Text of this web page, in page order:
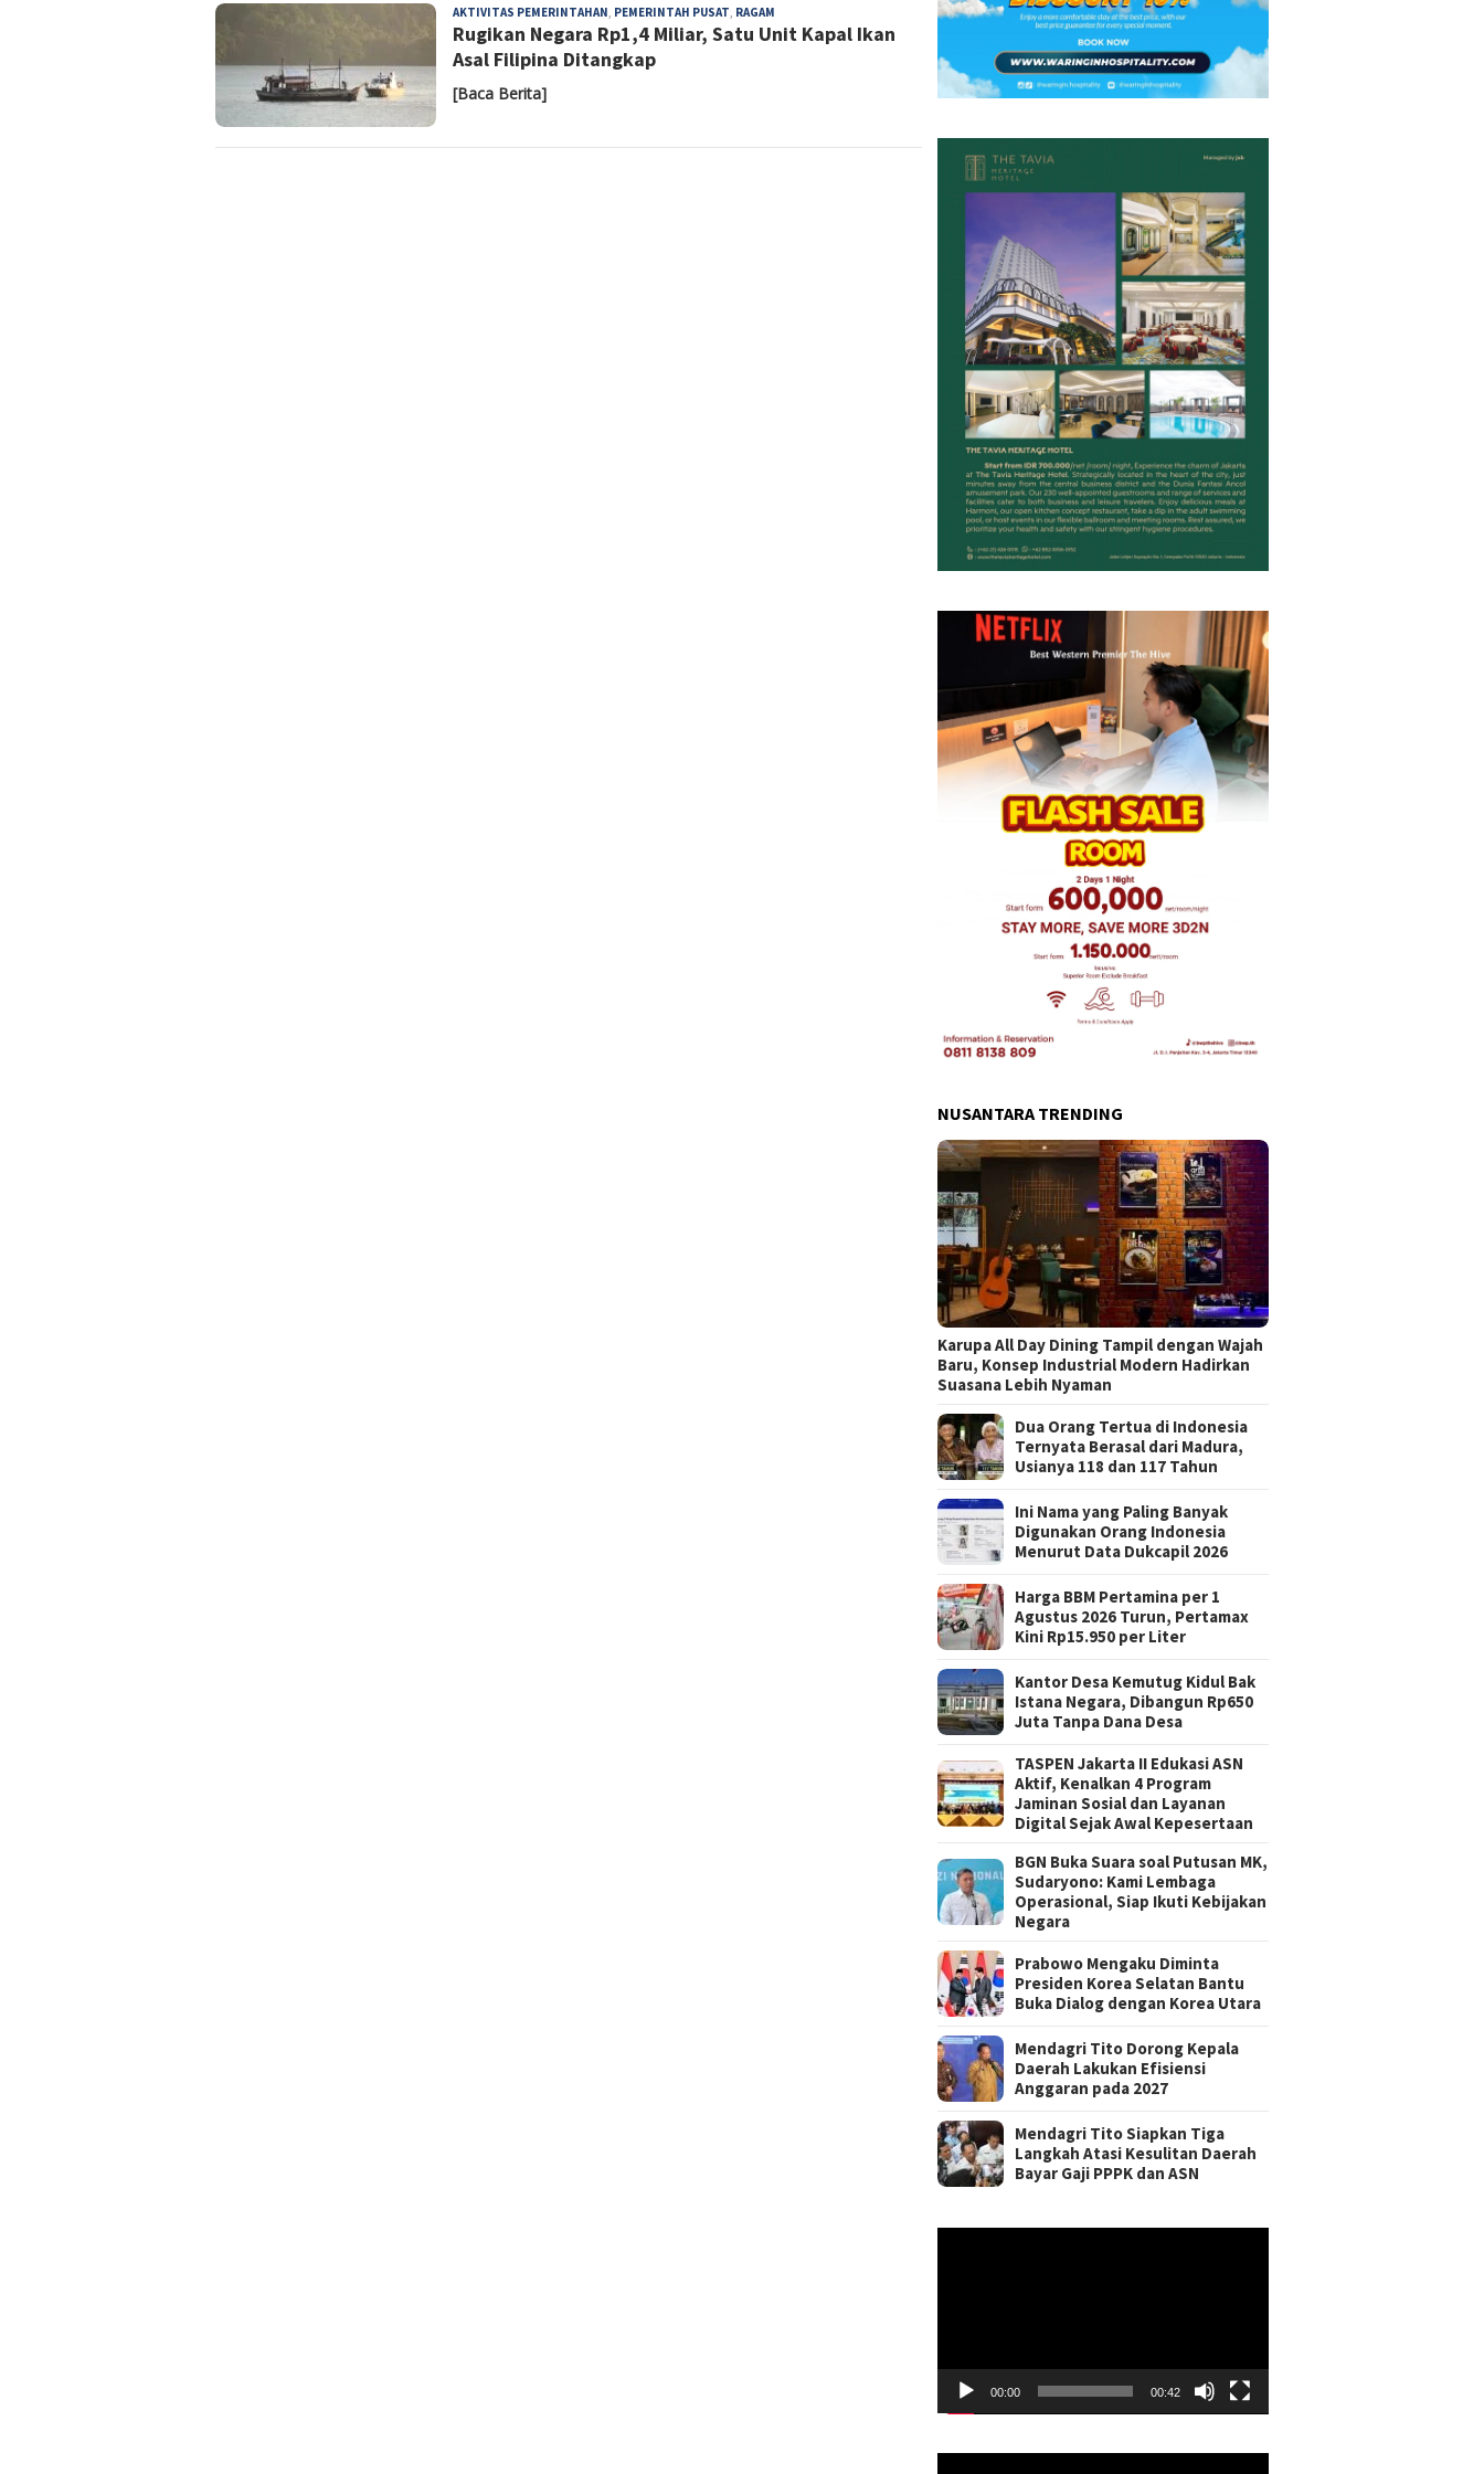
AKTIVITAS PEMERINTAHAN, PEMERINTAH PUSAT, RAGAM
Rugikan Negara Rp1,4 Miliar, Satu Unit Kapal Ikan
Asal Filipina Ditangkap
[Baca Berita]
NUSANTARA TRENDING
Karupa All Day Dining Tampil dengan Wajah
Baru, Konsep Industrial Modern Hadirkan
Suasana Lebih Nyaman
Dua Orang Tertua di Indonesia
Ternyata Berasal dari Madura,
Usianya 118 dan 117 Tahun
Ini Nama yang Paling Banyak
Digunakan Orang Indonesia
Menurut Data Dukcapil 2026
Harga BBM Pertamina per 1
Agustus 2026 Turun, Pertamax
Kini Rp15.950 per Liter
Kantor Desa Kemutug Kidul Bak
Istana Negara, Dibangun Rp650
Juta Tanpa Dana Desa
TASPEN Jakarta II Edukasi ASN
Aktif, Kenalkan 4 Program
Jaminan Sosial dan Layanan
Digital Sejak Awal Kepesertaan
BGN Buka Suara soal Putusan MK,
Sudaryono: Kami Lembaga
Operasional, Siap Ikuti Kebijakan
Negara
Prabowo Mengaku Diminta
Presiden Korea Selatan Bantu
Buka Dialog dengan Korea Utara
Mendagri Tito Dorong Kepala
Daerah Lakukan Efisiensi
Anggaran pada 2027
Mendagri Tito Siapkan Tiga
Langkah Atasi Kesulitan Daerah
Bayar Gaji PPPK dan ASN
00:00 00:42